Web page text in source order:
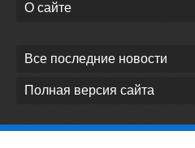
О сайте
Все последние новости
Полная версия сайта